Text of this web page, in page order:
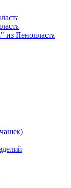
из Пенопласта